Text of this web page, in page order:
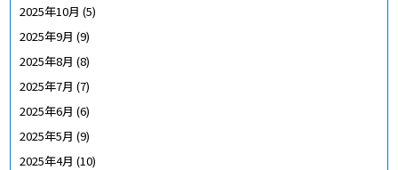
2025年10月 (5)
2025年9月 (9)
2025年8月 (8)
2025年7月 (7)
2025年6月 (6)
2025年5月 (9)
2025年4月 (10)